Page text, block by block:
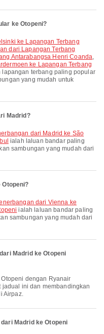
ke Otopeni?
dari Lapangan Terbang
Antarabangsa Henri Coanda,
ke Lapangan Terbang
lapangan terbang paling popular
yang mudah untuk
Madrid?
dari Madrid ke São
ialah laluan bandar paling
sambungan yang mudah dari
Otopeni?
dari Vienna ke
ialah laluan bandar paling
sambungan yang mudah dari
Madrid ke Otopeni
ini dan membandingkan
Airpaz.
Madrid ke Otopeni